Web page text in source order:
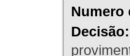
Numero
Decisão: